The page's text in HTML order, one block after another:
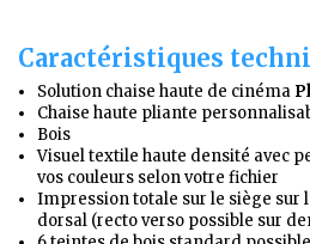
Caractéristiques
Solution chaise haute de cinéma
Chaise haute pliante
Bois
Visuel textile haute densité avec
vos couleurs selon votre fichier
Impression totale sur le siège sur
dorsal (recto verso possible sur